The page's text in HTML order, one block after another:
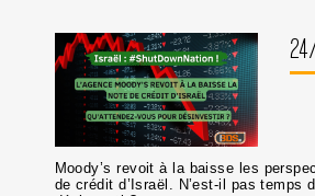
CRIMINEL·LES
DE
GUERRE
ISRAÉLIEN·NES
PRÉSUMÉ·ES
DANS
MILIEUX
Moody’s revoit à la baisse les
de crédit d’Israël. N’est-il pas temps